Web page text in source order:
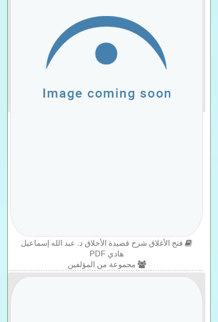
فتح الأغلاق شرح قصيدة الأخلاق د. عبد الله إسماعيل
هادي PDF
مجموعة من المؤلفين